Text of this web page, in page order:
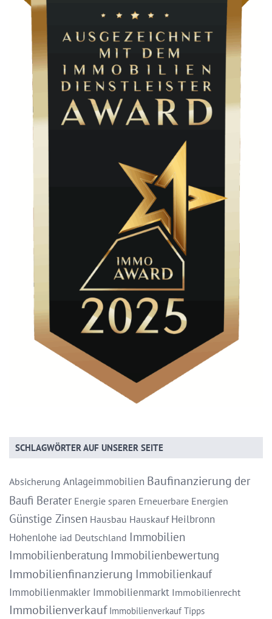
SCHLAGWÖRTER AUF UNSERER SEITE
Absicherung Anlageimmobilien Baufinanzierung der
Baufi Berater Energie sparen Erneuerbare Energien
Günstige Zinsen Hausbau Hauskauf Heilbronn
Hohenlohe iad Deutschland Immobilien
Immobilienberatung Immobilienbewertung
Immobilienfinanzierung Immobilienkauf
Immobilienmakler Immobilienmarkt Immobilienrecht
Immobilienverkauf Immobilienverkauf Tipps